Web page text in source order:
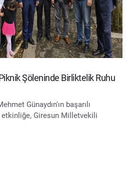
Şöleninde Birliktelik Ruhu
Günaydın'ın başarılı
Giresun Milletvekili